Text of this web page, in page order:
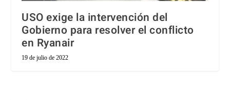
USO exige la intervención del
Gobierno para resolver el conflicto
en Ryanair
19 de julio de 2022